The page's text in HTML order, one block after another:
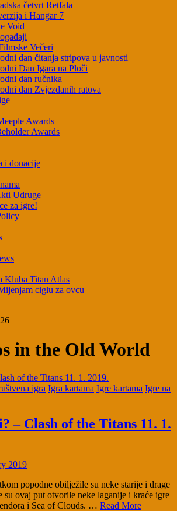
četvrt Retfala
i Hangar 7
Void
Večeri
dan čitanja stripova u javnosti
Dan Igara na Ploči
dan ručnika
dan Zvjezdanih ratova
Awards
Awards
i donacije
Udruge
za igre!
Kluba Titan Atlas
ciglu za ovcu
in the Old World
igra Igra kartama Igre kartama Igre na
– Clash of the Titans 11. 1.
2019
popodne obilježile su neke starije i drage
su ovaj put otvorile neke laganije i kraće igre
i Sea of Clouds. … Read More